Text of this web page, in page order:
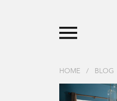
HOME / BLOG